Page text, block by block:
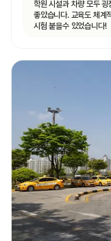
학원 시설과 차량 모두
좋았습니다. 교육도 체계
시험 붙을수 있었습니다!